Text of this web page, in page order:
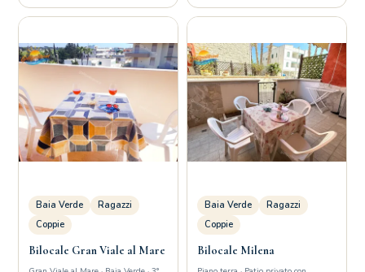
Baia Verde
Ragazzi
Coppie
Bilocale Gran Viale al Mare
Baia Verde
Ragazzi
Coppie
Bilocale Milena